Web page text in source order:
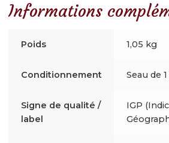
Informations
Poids 1,05 kg
Conditionnement Seau de
Signe de qualité /
label
IGP